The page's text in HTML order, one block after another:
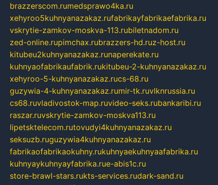
brazzerscom.rumedsprawo4ka.ru
xehyroo5kuhnyanazakaz.rufabrikayfabrikaefabrika.ru
vskrytie-zamkov-moskva-113.rubiletnadom.ru
zed-online.rupimchax.rubrazzers-hd.ruz-host.ru
kitubeu2kuhnyanazakaz.runaperekate.ru
kuhnyaofabrikaufabrik.rukitubeu-2-kuhnyanazakaz.ru
xehyroo-5-kuhnyanazakaz.rucs-68.ru
guzywia-4-kuhnyanazakaz.rumir-tk.ruvlknrussia.ru
cs68.ruvladivostok-map.ruvideo-seks.rubankaribi.ru
raszar.ruvskrytie-zamkov-moskva113.ru
lipetsktelecom.rutovudyi4kuhnyanazakaz.ru
seksuzb.ruguzywia4kuhnyanazakaz.ru
fabrikaofabrikaokuhny.rukuhnyaekuhnyaafabrika.ru
kuhnyaykuhnyayfabrika.rue-abis1c.ru
store-brawl-stars.rukts-services.rudark-sand.ru